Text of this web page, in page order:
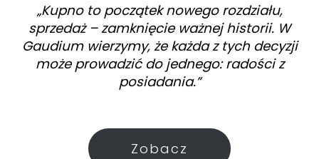
„Kupno to początek nowego rozdziału,
sprzedaż – zamknięcie ważnej historii. W
Gaudium wierzymy, że każda z tych decyzji
może prowadzić do jednego: radości z
posiadania.”
Zobacz